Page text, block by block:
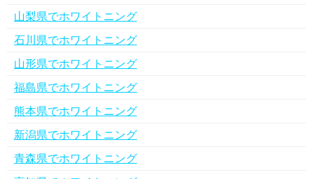
山梨県でホワイトニング
石川県でホワイトニング
山形県でホワイトニング
福島県でホワイトニング
熊本県でホワイトニング
新潟県でホワイトニング
青森県でホワイトニング